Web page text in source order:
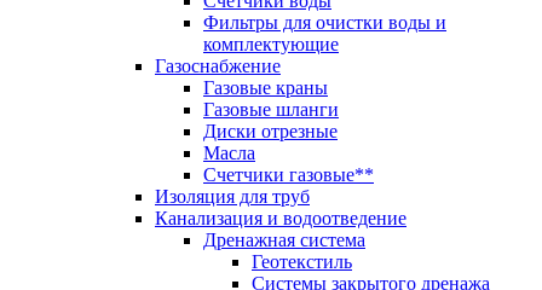
Фильтры для очистки воды и
комплектующие
Газоснабжение
Газовые краны
Газовые шланги
Диски отрезные
Масла
Счетчики газовые**
Изоляция для труб
Канализация и водоотведение
Дренажная система
Геотекстиль
Системы закрытого дренажа